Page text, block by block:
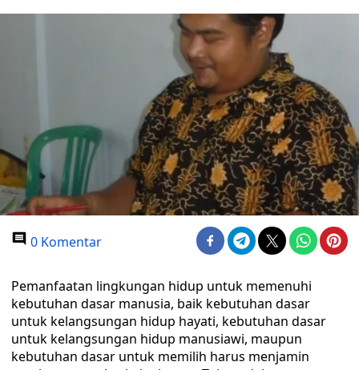
0 Komentar
Pemanfaatan lingkungan hidup untuk memenuhi
kebutuhan dasar manusia, baik kebutuhan dasar
untuk kelangsungan hidup hayati, kebutuhan dasar
untuk kelangsungan hidup manusiawi, maupun
kebutuhan dasar untuk memilih harus menjamin